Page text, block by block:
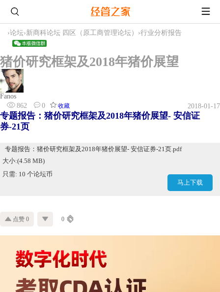
›论坛›新商科论坛 四区（原工商管理论坛） ›行业分析报告
猪价研究框架及2018年猪价展望
Fanos
862
0 收藏 2018-01-17
专题报告：猪价研究框架及2018年猪价展望- 安信证
券-21页
专题报告：猪价研究框架及2018年猪价展望- 安信证券-21页.pdf
大小:(4.58 MB)
只需: 10 个论坛币
马上下载
点赞 0 0